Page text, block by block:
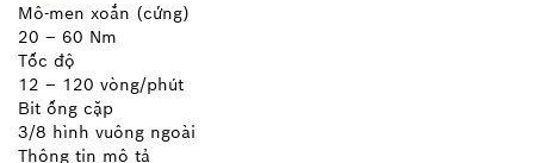
Mô-men xoắn (cứng)
20 – 60 Nm
Tốc độ
12 – 120 vòng/phút
Bit ống cặp
3/8 hình vuông ngoài
Thông tin mô tả